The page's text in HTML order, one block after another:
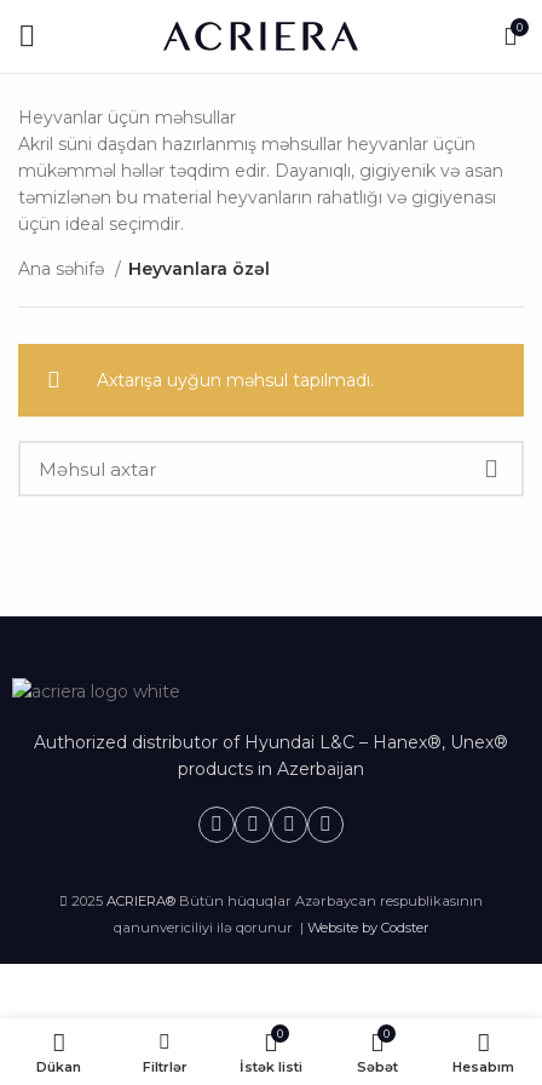
0
Heyvanlar üçün məhsullar
Akril süni daşdan hazırlanmış məhsullar heyvanlar üçün
mükəmməl həllər təqdim edir. Dayanıqlı, gigiyenik və asan
təmizlənən bu material heyvanların rahatlığı və gigiyenası
üçün ideal seçimdir.
Ana səhifə Heyvanlara özəl
Axtarışa uyğun məhsul tapılmadı.
Authorized distributor of Hyundai L&C – Hanex®, Unex®
products in Azerbaijan
2025 ACRIERA® Bütün hüquqlar Azərbaycan respublikasının
qanunvericiliyi ilə qorunur | Website by Codster
Dükan Filtrlər
0
İstək listi
0
Səbət Hesabım